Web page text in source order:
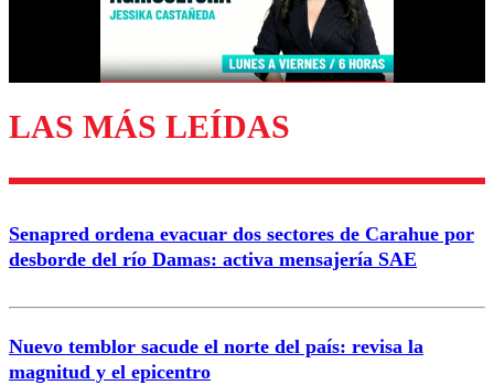
Enviar comentario
LAS MÁS LEÍDAS
Senapred ordena evacuar dos sectores de Carahue por
desborde del río Damas: activa mensajería SAE
Nuevo temblor sacude el norte del país: revisa la
magnitud y el epicentro